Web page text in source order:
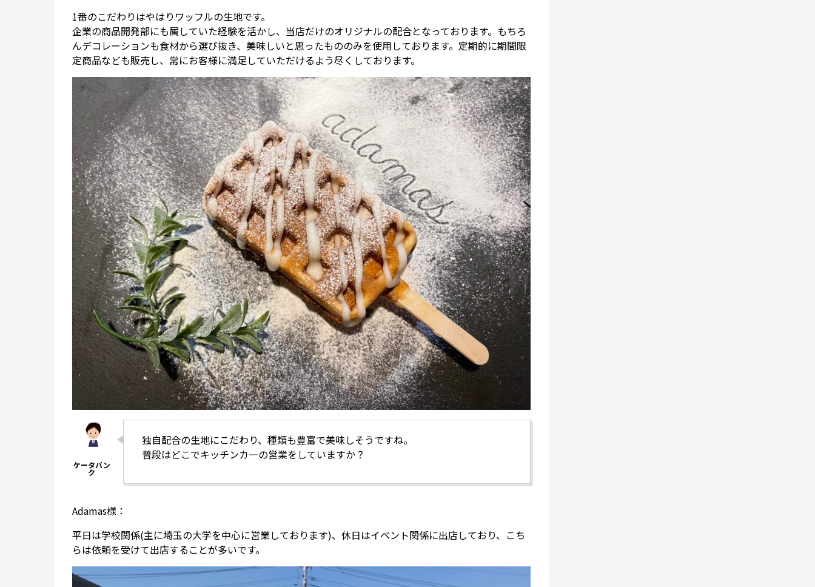
1番のこだわりはやはりワッフルの生地です。
企業の商品開発部にも属していた経験を活かし、当店だけのオリジナルの配合となっております。もちろ
んデコレーションも食材から選び抜き、美味しいと思ったもののみを使用しております。定期的に期間限
定商品なども販売し、常にお客様に満足していただけるよう尽くしております。
独自配合の生地にこだわり、種類も豊富で美味しそうですね。
普段はどこでキッチンカ―の営業をしていますか？
Adamas様：
平日は学校関係(主に埼玉の大学を中心に営業しております)、休日はイベント関係に出店しており、こち
らは依頼を受けて出店することが多いです。